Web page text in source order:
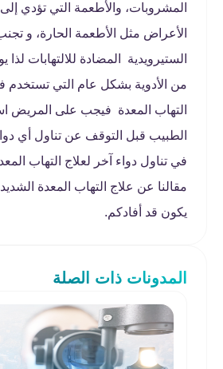
المشروبات، والأطعمة التي تؤدي
الأعراض مثل الأطعمة الحارة، و تجنب
الستيرويدية المضادة للالتهابات لذا
من الأدوية بشكل عام التي تستخدم
التهاب المعدة فيجب على المريض
الطبيب قبل التوقف عن تناول أي
في تناول دواء آخر لعلاج التهاب
مقالنا عن علاج التهاب المعدة
يكون قد أفادكم.
المدونات ذات الصلة